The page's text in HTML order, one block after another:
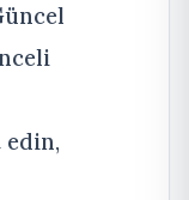
edin,